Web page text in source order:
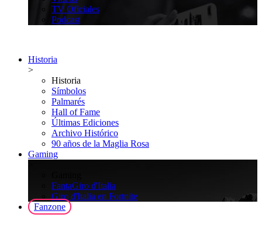
TV Oficiales
Podcast
Historia
>
Historia
Símbolos
Palmarés
Hall of Fame
Últimas Ediciones
Archivo Histórico
90 años de la Maglia Rosa
Gaming
FantaGiro d'Italia
Giro d'Italia en Fortnite
Fanzone